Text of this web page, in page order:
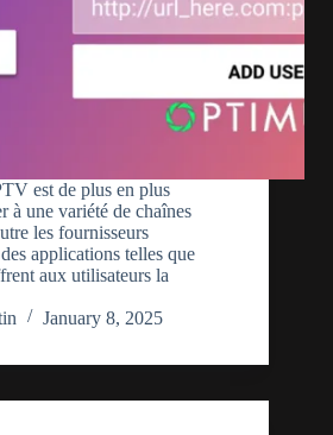
est de plus en plus
à une variété de chaînes
les fournisseurs
applications telles que
aux utilisateurs la
January 8, 2025